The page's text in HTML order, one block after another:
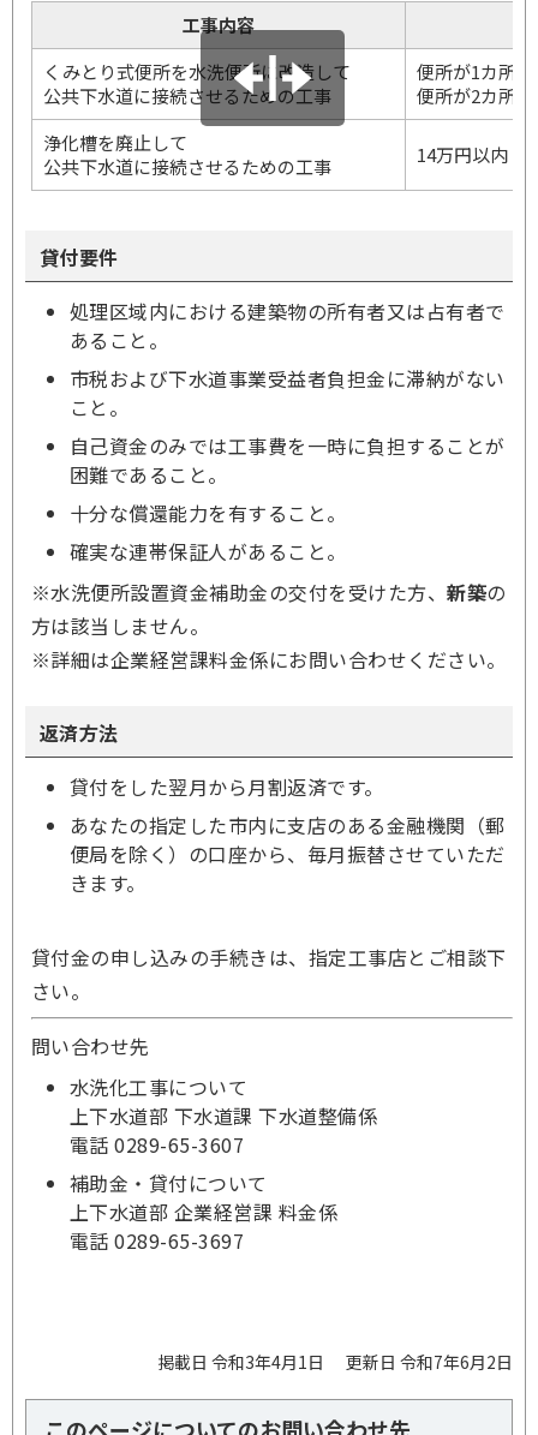
工事内容
くみとり式便所を水洗便所に改造して
公共下水道に接続させるための工事
便所が1カ所
便所が2カ所
浄化槽を廃止して
公共下水道に接続させるための工事
14万円以内
貸付要件
処理区域内における建築物の所有者又は占有者で
あること。
市税および下水道事業受益者負担金に滞納がない
こと。
自己資金のみでは工事費を一時に負担することが
困難であること。
十分な償還能力を有すること。
確実な連帯保証人があること。
※水洗便所設置資金補助金の交付を受けた方、新築の
方は該当しません。
※詳細は企業経営課料金係にお問い合わせください。
返済方法
貸付をした翌月から月割返済です。
あなたの指定した市内に支店のある金融機関（郵
便局を除く）の口座から、毎月振替させていただ
きます。
貸付金の申し込みの手続きは、指定工事店とご相談下
さい。
問い合わせ先
水洗化工事について
上下水道部 下水道課 下水道整備係
電話 0289-65-3607
補助金・貸付について
上下水道部 企業経営課 料金係
電話 0289-65-3697
掲載日 令和3年4月1日 更新日 令和7年6月2日